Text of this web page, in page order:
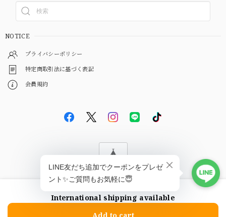
NOTICE
プライバシーポリシー
特定商取引法に基づく表記
会員規約
© EBiS GEM
International shipping available
ショップに質問する